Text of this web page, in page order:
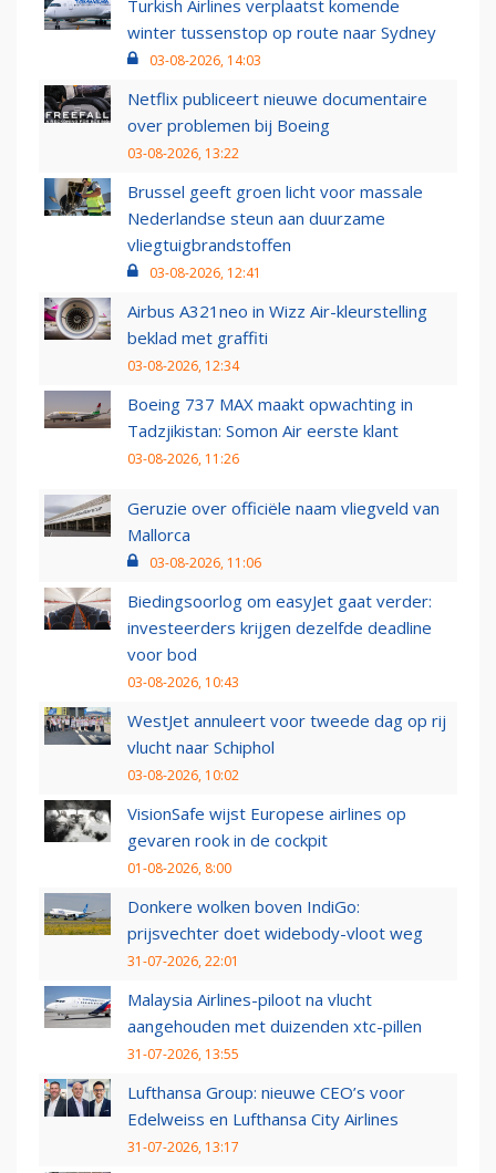
Turkish Airlines verplaatst komende
winter tussenstop op route naar Sydney
03-08-2026, 14:03
Netflix publiceert nieuwe documentaire
over problemen bij Boeing
03-08-2026, 13:22
Brussel geeft groen licht voor massale
Nederlandse steun aan duurzame
vliegtuigbrandstoffen
03-08-2026, 12:41
Airbus A321neo in Wizz Air-kleurstelling
beklad met graffiti
03-08-2026, 12:34
Boeing 737 MAX maakt opwachting in
Tadzjikistan: Somon Air eerste klant
03-08-2026, 11:26
Geruzie over officiële naam vliegveld van
Mallorca
03-08-2026, 11:06
Biedingsoorlog om easyJet gaat verder:
investeerders krijgen dezelfde deadline
voor bod
03-08-2026, 10:43
WestJet annuleert voor tweede dag op rij
vlucht naar Schiphol
03-08-2026, 10:02
VisionSafe wijst Europese airlines op
gevaren rook in de cockpit
01-08-2026, 8:00
Donkere wolken boven IndiGo:
prijsvechter doet widebody-vloot weg
31-07-2026, 22:01
Malaysia Airlines-piloot na vlucht
aangehouden met duizenden xtc-pillen
31-07-2026, 13:55
Lufthansa Group: nieuwe CEO’s voor
Edelweiss en Lufthansa City Airlines
31-07-2026, 13:17